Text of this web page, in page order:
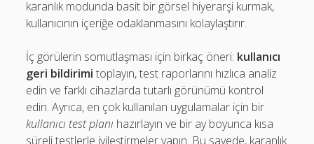
karanlık modunda basit bir görsel hiyerarşi kurmak,
kullanıcının içeriğe odaklanmasını kolaylaştırır.
İç görülerin somutlaşması için birkaç öneri: kullanıcı
geri bildirimi toplayın, test raporlarını hızlıca analiz
edin ve farklı cihazlarda tutarlı görünümü kontrol
edin. Ayrıca, en çok kullanılan uygulamalar için bir
kullanıcı test planı hazırlayın ve bir ay boyunca kısa
süreli testlerle iyileştirmeler yapın. Bu sayede, karanlık